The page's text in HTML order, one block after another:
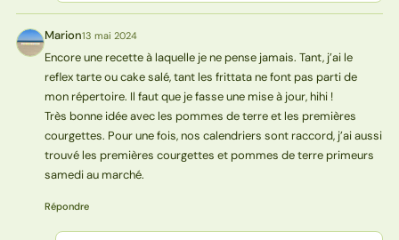
M Marion13 mai 2024
Encore une recette à laquelle je ne pense jamais. Tant, j’ai le
reflex tarte ou cake salé, tant les frittata ne font pas parti de
mon répertoire. Il faut que je fasse une mise à jour, hihi !
Très bonne idée avec les pommes de terre et les premières
courgettes. Pour une fois, nos calendriers sont raccord, j’ai aussi
trouvé les premières courgettes et pommes de terre primeurs
samedi au marché.
Répondre